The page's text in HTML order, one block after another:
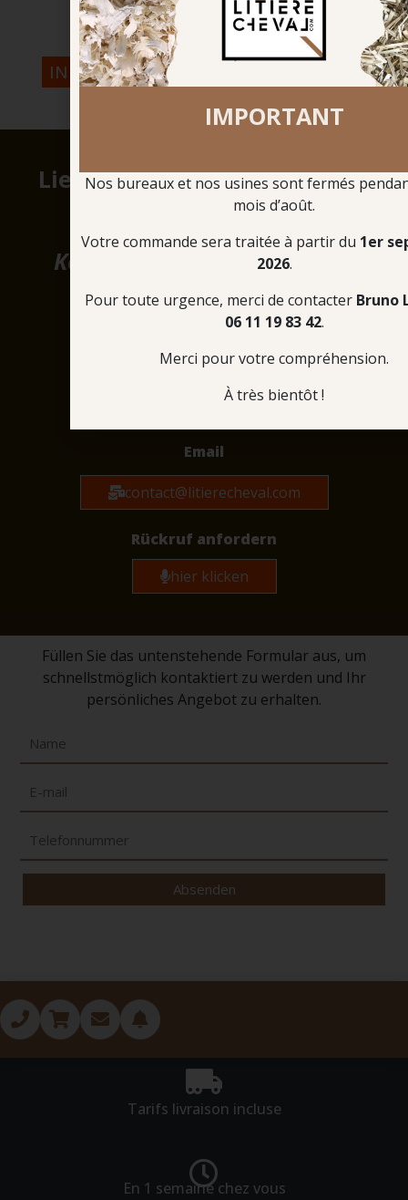
INDIVIDUELLES ANGEBOT VERFÜGBAR.
Lieferung von LINABOX nach
Österreich
Kontaktieren Sie uns für ein
individuelles Angebot.
Telefon
+33 2 35 90 54 17
Email
contact@litierecheval.com
Rückruf anfordern
hier klicken
Füllen Sie das untenstehende Formular aus, um
schnellstmöglich kontaktiert zu werden und Ihr
persönliches Angebot zu erhalten.
Absenden
Tarifs livraison incluse
En 1 semaine chez vous
IMPORTANT
Nos bureaux et nos usines sont fermés
mois d’août.
Votre commande sera traitée à partir du 1er
2026.
Pour toute urgence, merci de contacter Bruno
06 11 19 83 42.
Merci pour votre compréhension.
À très bientôt !